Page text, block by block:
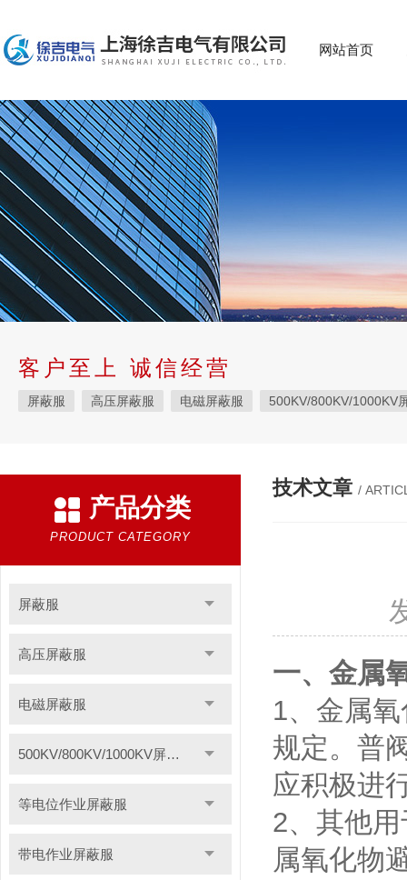
网站首页
客户至上 诚信经营
屏蔽服 高压屏蔽服 电磁屏蔽服 500KV/800KV/1000KV
绝缘枝剪 绝缘夹钳 蚕丝绳 登高板 绝缘操作杆
智能电力安全工器具柜 高压短路接地线
聚酰亚胺薄膜 1249聚酯氧绝缘漆快干型
聚酰亚胺玻璃布层压板 三聚氰胺层压板 H级绝
过电压保护器 高空
电加热器 电力测
绝缘脚手架 VM63A便携式数显测振仪 导磁板 绝缘材料
分流器 耐压测试仪
数显相序表 AGV刷
产品分类
PRODUCT CATEGORY
屏蔽服
高压屏蔽服
电磁屏蔽服
500KV/800KV/1000KV屏蔽服
等电位作业屏蔽服
带电作业屏蔽服
技术文章 /
一、金属
1、金属
规定。普
应积极进
2、其他
属氧化物